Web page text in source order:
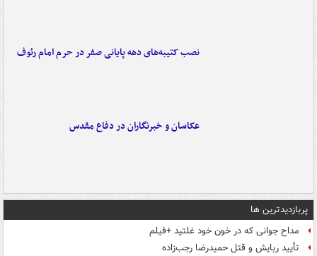
نصب کتیبه‌های دهه پایانی صفر در حرم امام رئوف
عکاسان و خبرنگاران در دفاع مقدس
پربازدیدترین ها
مداح جوانی که در خون خود غلتید +فیلم
تأیید ربایش و قتل حمیدرضا رجب‌زاده